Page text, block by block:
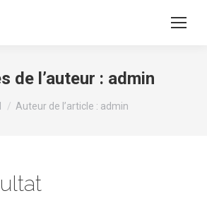
de l’auteur : admin
ici :
Auteur de l’article : admin